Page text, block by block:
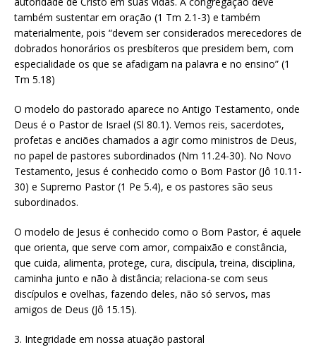
também sustentar em oração (1 Tm 2.1-3) e também
materialmente, pois “devem ser considerados merecedores de
dobrados honorários os presbíteros que presidem bem, com
especialidade os que se afadigam na palavra e no ensino” (1
Tm 5.18)
O modelo do pastorado aparece no Antigo Testamento, onde
Deus é o Pastor de Israel (Sl 80.1). Vemos reis, sacerdotes,
profetas e anciões chamados a agir como ministros de Deus,
no papel de pastores subordinados (Nm 11.24-30). No Novo
Testamento, Jesus é conhecido como o Bom Pastor (Jô 10.11-
30) e Supremo Pastor (1 Pe 5.4), e os pastores são seus
subordinados.
O modelo de Jesus é conhecido como o Bom Pastor, é aquele
que orienta, que serve com amor, compaixão e constância,
que cuida, alimenta, protege, cura, discípula, treina, disciplina,
caminha junto e não à distância; relaciona-se com seus
discípulos e ovelhas, fazendo deles, não só servos, mas
amigos de Deus (Jô 15.15).
3. Integridade em nossa atuação pastoral